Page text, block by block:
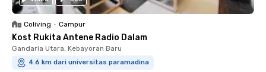
Coliving • Campur
Kost Rukita Antene Radio Dalam
Gandaria Utara, Kebayoran Baru
4.6 km dari universitas paramadina